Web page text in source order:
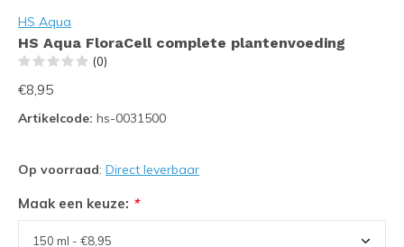
HS Aqua
HS Aqua FloraCell complete plantenvoeding
(0)
€8,95
Artikelcode: hs-0031500
Op voorraad: Direct leverbaar
Maak een keuze: *